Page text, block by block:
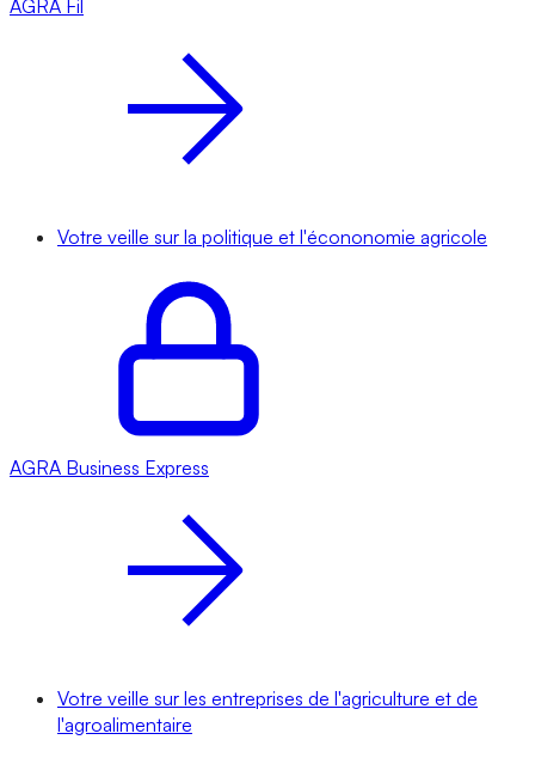
AGRA Fil
Votre veille sur la politique et l'écononomie agricole
AGRA Business Express
Votre veille sur les entreprises de l'agriculture et de
l'agroalimentaire